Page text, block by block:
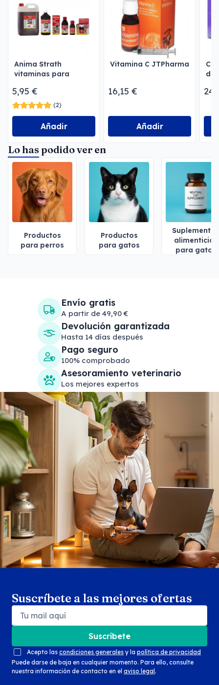
Anima Strath
vitaminas para
5,95 €
(2)
Añadir
Vitamina C JTPharma
16,15 €
Añadir
del
Lo has podido ver en
Productos
para perros
Productos
para gatos
Suplementos
alimenticios
para gatos
Envío gratis
A partir de 49,90 €
Devolución garantizada
Hasta 14 días después
Pago seguro
100% comprobado
Asesoramiento veterinario
Los mejores expertos
Suscríbete a las mejores ofertas
Suscríbete
Acepto las condiciones generales y la política de privacidad
Puede darse de baja en cualquier momento. Para ello, consulte
nuestra información de contacto en el aviso legal .
Search products